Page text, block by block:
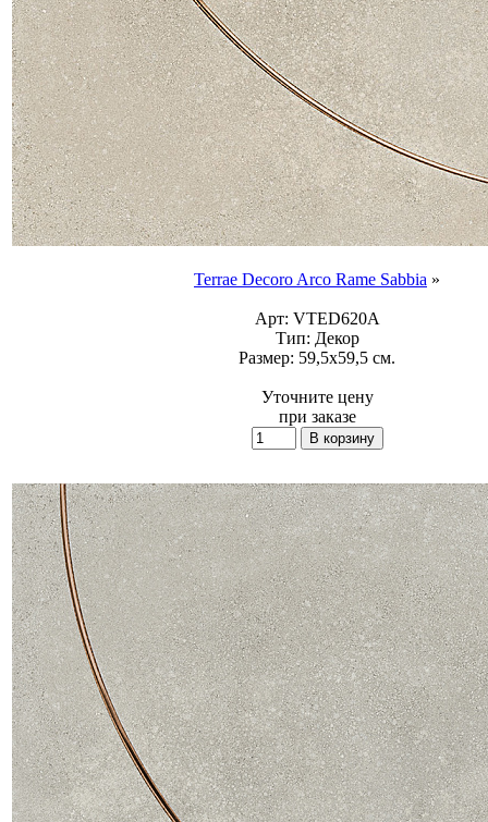
Terrae Decoro Arco Rame Sabbia »
Арт: VTED620A
Тип: Декор
Размер: 59,5x59,5 см.
Уточните цену
при заказе